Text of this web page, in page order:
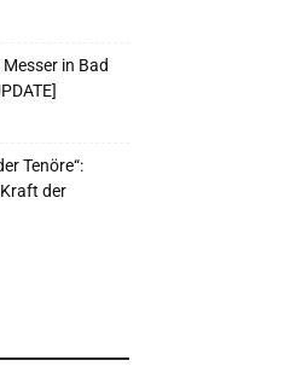
in Bad
Tenöre“:
der